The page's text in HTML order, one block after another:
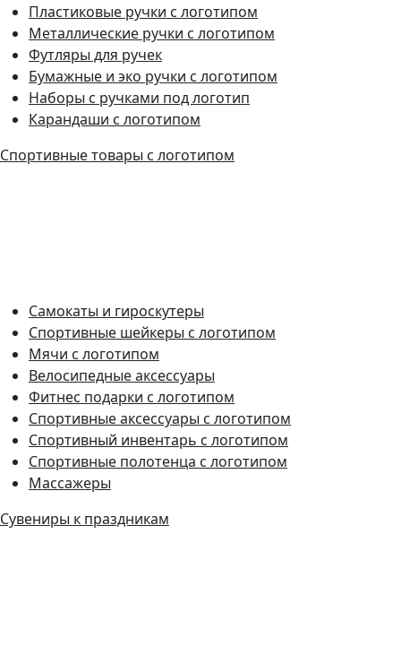
Пластиковые ручки с логотипом
Металлические ручки с логотипом
Футляры для ручек
Бумажные и эко ручки с логотипом
Наборы с ручками под логотип
Карандаши с логотипом
Спортивные товары с логотипом
Самокаты и гироскутеры
Спортивные шейкеры с логотипом
Мячи с логотипом
Велосипедные аксессуары
Фитнес подарки с логотипом
Спортивные аксессуары с логотипом
Спортивный инвентарь с логотипом
Спортивные полотенца с логотипом
Массажеры
Сувениры к праздникам